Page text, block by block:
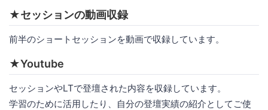
★セッションの動画収録
前半のショートセッションを動画で収録しています。
★Youtube
セッションやLTで登壇された内容を収録しています。
学習のために活用したり、自分の登壇実績の紹介としてご使